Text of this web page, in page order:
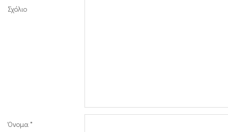
Σχόλιο
Όνομα*